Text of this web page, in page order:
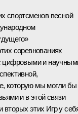
спортсменов весной
соревнованиях
цифровыми и
которую мы могли бы
и в этой связи
вторых этих Игр у